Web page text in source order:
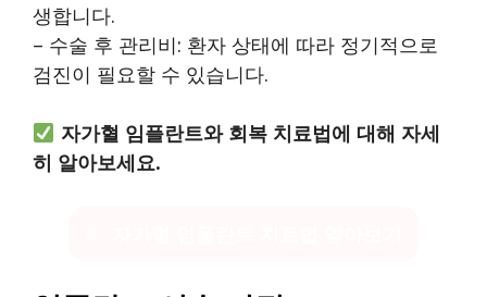
생합니다.
– 수술 후 관리비: 환자 상태에 따라 정기적으로
검진이 필요할 수 있습니다.
자가혈 임플란트와 회복 치료법에 대해 자세
히 알아보세요.